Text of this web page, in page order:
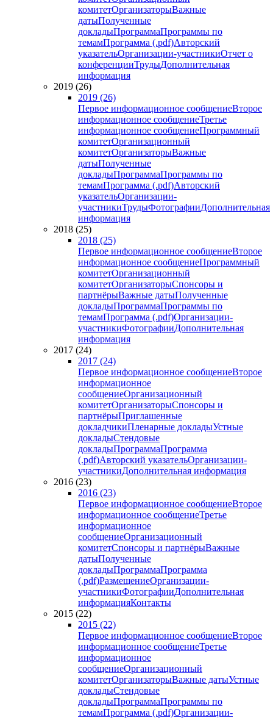
комитетОрганизаторыВажные
датыПолученные
докладыПрограммаПрограммы по
темамПрограмма (.pdf)Авторский
указательОрганизации-участникиОтчет о
конференцииТрудыДополнительная
информация
2019 (26)
2019 (26)
Первое информационное сообщениеВторое
информационное сообщениеТретье
информационное сообщениеПрограммный
комитетОрганизационный
комитетОрганизаторыВажные
датыПолученные
докладыПрограммаПрограммы по
темамПрограмма (.pdf)Авторский
указательОрганизации-
участникиТрудыФотографииДополнительная
информация
2018 (25)
2018 (25)
Первое информационное сообщениеВторое
информационное сообщениеПрограммный
комитетОрганизационный
комитетОрганизаторыСпонсоры и
партнёрыВажные датыПолученные
докладыПрограммаПрограммы по
темамПрограмма (.pdf)Организации-
участникиФотографииДополнительная
информация
2017 (24)
2017 (24)
Первое информационное сообщениеВторое
информационное
сообщениеОрганизационный
комитетОрганизаторыСпонсоры и
партнёрыПриглашенные
докладчикиПленарные докладыУстные
докладыСтендовые
докладыПрограммаПрограмма
(.pdf)Авторский указательОрганизации-
участникиДополнительная информация
2016 (23)
2016 (23)
Первое информационное сообщениеВторое
информационное сообщениеТретье
информационное
сообщениеОрганизационный
комитетСпонсоры и партнёрыВажные
датыПолученные
докладыПрограммаПрограмма
(.pdf)РазмещениеОрганизации-
участникиФотографииДополнительная
информацияКонтакты
2015 (22)
2015 (22)
Первое информационное сообщениеВторое
информационное сообщениеТретье
информационное
сообщениеОрганизационный
комитетОрганизаторыВажные датыУстные
докладыСтендовые
докладыПрограммаПрограммы по
темамПрограмма (.pdf)Организации-